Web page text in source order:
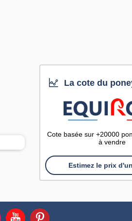
La cote du
Cote basée sur +20000
à vendre
Estimez le prix